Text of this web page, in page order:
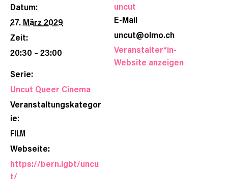
Datum:
27. März 2029
Zeit:
20:30 – 23:00
Serie:
Uncut Queer Cinema
Veranstaltungskategor
ie:
FILM
Webseite:
https://bern.lgbt/uncu
t/
uncut
E-Mail
uncut@olmo.ch
Veranstalter*in-
Website anzeigen